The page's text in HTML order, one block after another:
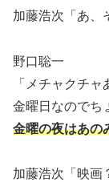
加藤浩次「あ、
野口聡一
「メチャクチャ
金曜日なのでち
金曜の夜はあの
加藤浩次「映画